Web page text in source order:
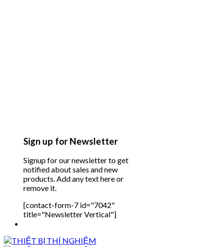
Sign up for Newsletter
Signup for our newsletter to get
notified about sales and new
products. Add any text here or
remove it.
[contact-form-7 id="7042"
title="Newsletter Vertical"]